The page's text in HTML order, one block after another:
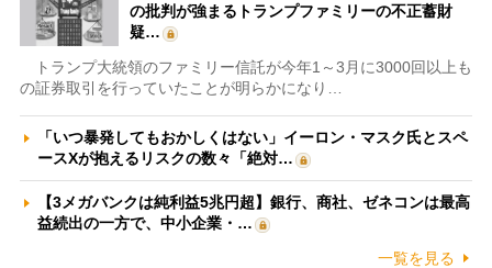
の批判が強まるトランプファミリーの不正蓄財
疑…
トランプ大統領のファミリー信託が今年1～3月に3000回以上も
の証券取引を行っていたことが明らかになり…
「いつ暴発してもおかしくはない」イーロン・マスク氏とスペ
ースXが抱えるリスクの数々「絶対…
【3メガバンクは純利益5兆円超】銀行、商社、ゼネコンは最高
益続出の一方で、中小企業・…
一覧を見る